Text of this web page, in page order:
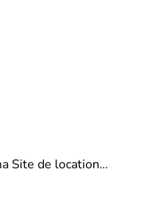
Site de location…